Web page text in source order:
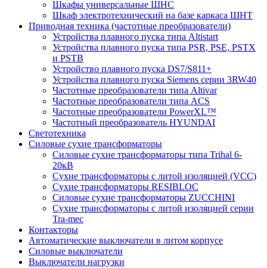
Шкафы универсальные ШНС
Шкаф электротехнический на базе каркаса ШНТ
Приводная техника (частотные преобразователи)
Устройства плавного пуска типа Altistart
Устройства плавного пуска типа PSR, PSE, PSTX
и PSTB
Устройство плавного пуска DS7/S811+
Устройства плавного пуска Siemens серии 3RW40
Частотные преобразователи типа Altivar
Частотные преобразователи типа ACS
Частотные преобразователи PowerXL™
Частотный преобразователь HYUNDAI
Светотехника
Силовые сухие трансформаторы
Силовые сухие трансформаторы типа Trihal 6-
20кВ
Сухие трансформаторы с литой изоляцией (VCC)
Сухие трансформаторы RESIBLOC
Силовые сухие трансформаторы ZUCCHINI
Сухие трансформаторы с литой изоляцией серии
Tra-mec
Контакторы
Автоматические выключатели в литом корпусе
Силовые выключатели
Выключатели нагрузки